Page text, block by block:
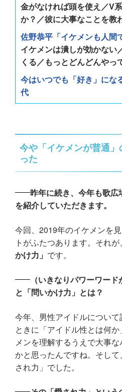
金がなければ頭を使え／V
か？／彼に大事なことを教
佐野恭平「イケメンも人間
イケメンは潰しが効かない
くる／もっとどんどんやっ
今はいつでも「好き」にな
代
今や「イケメンが普通
った
昨年に続き、今年も歌
を紹介していただきます。
今回、2019年のイケメンを
トがふたつあります。それが、
かけ力」 です。
（いきなりパワーワー
と「問いかけ力」とは？
今年、男性アイドルについ
ときに「アイドル性とは何
メンを理解するうえで大事
かと思ったんですね。そし
され力」でした。